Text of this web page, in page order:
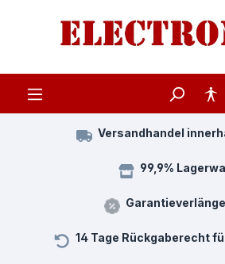
Zum Hauptinhalt springen
Versandhandel
99,9%
14 Tage Rückgaberecht